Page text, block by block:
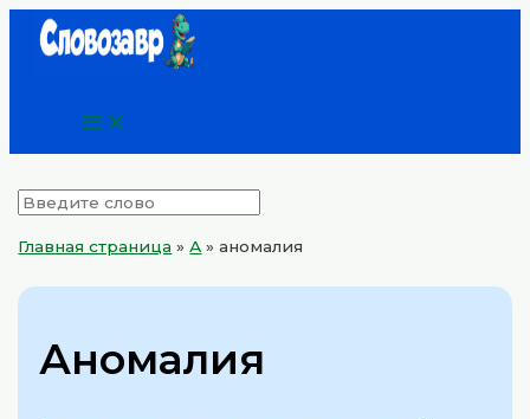
ПерейтиMain
Главная страница »А »аномалия
Аномалия